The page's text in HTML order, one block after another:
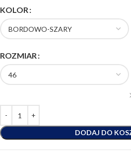
KOLOR
ROZMIAR
DODAJ DO